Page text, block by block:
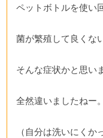
ペットボトルを使い
菌が繁殖して良くな
そんな症状かと思い
全然違いましたねー。
（自分は洗いにく